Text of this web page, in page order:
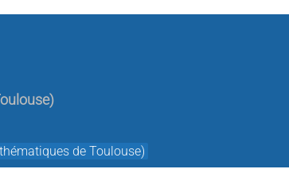
)
de Toulouse)